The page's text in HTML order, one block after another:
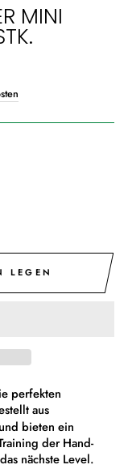
MINI
LEGEN
perfekten
aus
bieten ein
der Hand-
nächste Level.